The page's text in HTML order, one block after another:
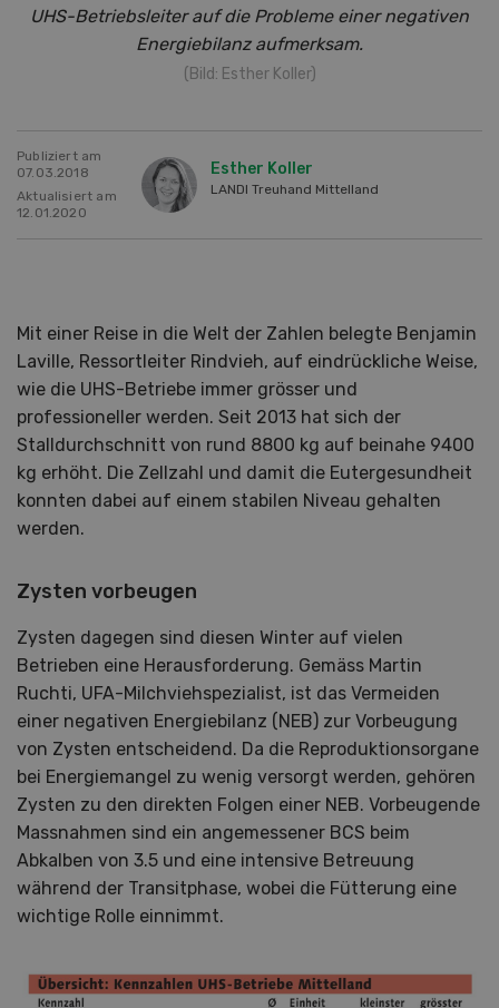
UHS-Betriebsleiter auf die Probleme einer negativen
Energiebilanz aufmerksam.
(Bild: Esther Koller)
Publiziert am
07.03.2018
Aktualisiert am
12.01.2020
Esther Koller
LANDI Treuhand Mittelland
Mit einer Reise in die Welt der Zahlen belegte Benjamin
Laville, Ressortleiter Rindvieh, auf eindrückliche Weise,
wie die UHS-Betriebe immer grösser und
professioneller werden. Seit 2013 hat sich der
Stalldurchschnitt von rund 8800 kg auf beinahe 9400
kg erhöht. Die Zellzahl und damit die Eutergesundheit
konnten dabei auf einem stabilen Niveau gehalten
werden.
Zysten vorbeugen
Zysten dagegen sind diesen Winter auf vielen
Betrieben eine Herausforderung. Gemäss Martin
Ruchti, UFA-Milchviehspezialist, ist das Vermeiden
einer negativen Energiebilanz (NEB) zur Vorbeugung
von Zysten entscheidend. Da die Reproduktionsorgane
bei Energiemangel zu wenig versorgt werden, gehören
Zysten zu den direkten Folgen einer NEB. Vorbeugende
Massnahmen sind ein angemessener BCS beim
Abkalben von 3.5 und eine intensive Betreuung
während der Transitphase, wobei die Fütterung eine
wichtige Rolle einnimmt.